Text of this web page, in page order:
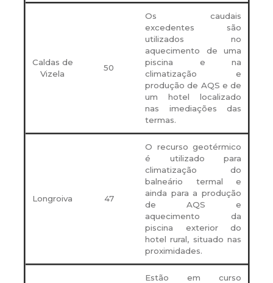
Caldas de
Vizela
50
Os caudais
excedentes são
utilizados no
aquecimento de uma
piscina e na
climatização e
produção de AQS e de
um hotel localizado
nas imediações das
termas.
Longroiva 47
O recurso geotérmico
é utilizado para
climatização do
balneário termal e
ainda para a produção
de AQS e
aquecimento da
piscina exterior do
hotel rural, situado nas
proximidades.
Estão em curso